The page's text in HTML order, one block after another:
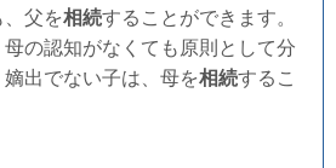
父を相続することができます。
の認知がなくても原則として分
出でない子は、母を相続するこ